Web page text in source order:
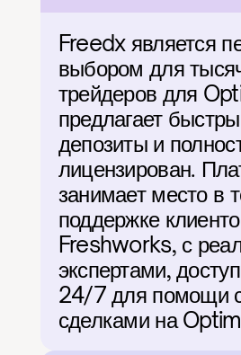
Freedx является
выбором для
трейдеров для
предлагает
депозиты и
лицензирован.
занимает место в
поддержке
Freshworks, с
экспертами,
24/7 для помощи
сделками на